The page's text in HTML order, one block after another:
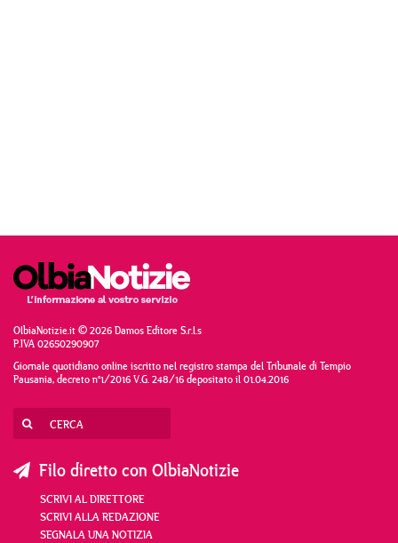
OlbiaNotizie.it © 2026 Damos Editore S.r.l.s
P.IVA 02650290907
Giornale quotidiano online iscritto nel registro stampa del Tribunale di Tempio
Pausania, decreto n°1/2016 V.G. 248/16 depositato il 01.04.2016
Filo diretto con OlbiaNotizie
SCRIVI AL DIRETTORE
SCRIVI ALLA REDAZIONE
SEGNALA UNA NOTIZIA